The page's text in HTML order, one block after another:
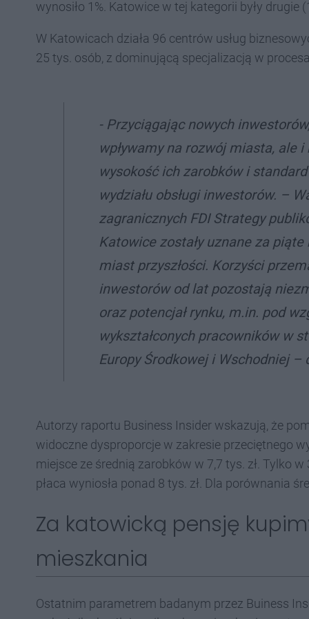
wynosiło 1%. Katowice w tej kategorii były drugie
W Katowicach działa 96 centrów usług
25 tys. osób, z dominującą specjalizacją w
- Przyciągając nowych
wpływamy na rozwój miasta, ale
wysokość ich zarobków i
wydziału obsługi inwestorów. –
zagranicznych FDI Strategy
Katowice zostały uznane za
miast przyszłości. Korzyści
inwestorów od lat pozostają
oraz potencjał rynku, m.in. pod
wykształconych pracowników w
Europy Środkowej i Wschodniej
Autorzy raportu Business Insider wskazują, że
widoczne dysproporcje w zakresie przeciętnego
miejsce ze średnią zarobków w 7,7 tys. zł. Tylko
płaca wyniosła ponad 8 tys. zł. Dla porównania
Za katowicką pensję
mieszkania
Ostatnim parametrem badanym przez Buiness